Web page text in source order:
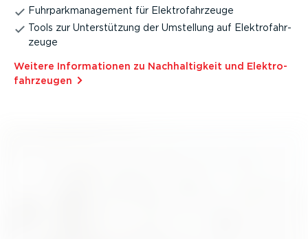
Fuhrpark­ma­nagement für Elektro­fahr­zeuge
Tools zur Unter­stützung der Umstellung auf Elektro­fahr­
zeuge
Weitere Infor­ma­tionen zu Nachhal­tigkeit und Elektro­
fahr­zeugen⁠